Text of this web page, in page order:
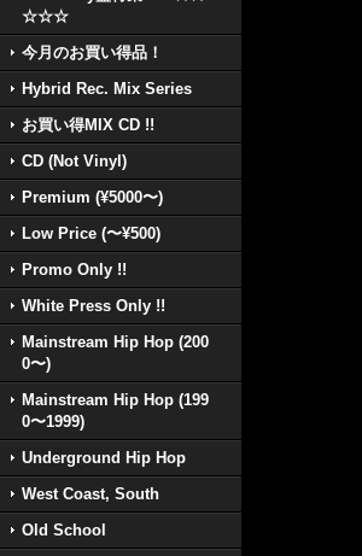
☆☆☆
今月のお買い得品！
Hybrid Rec. Mix Series
お買い得MIX CD !!
CD (Not Vinyl)
Premium (¥5000〜)
Low Price (〜¥500)
Promo Only !!
White Press Only !!
Mainstream Hip Hop (200
0〜)
Mainstream Hip Hop (199
0〜1999)
Underground Hip Hop
West Coast, South
Old School